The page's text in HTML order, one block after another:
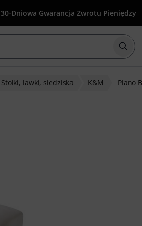
30-Dniowa Gwarancja Zwrotu Pieniędzy
Stolki, lawki, siedziska K&M Piano